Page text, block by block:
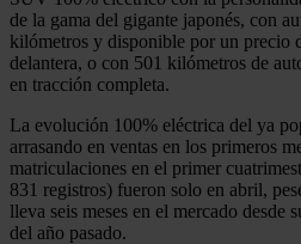
de la gama del gigante japonés, con
kilómetros y disponible por un precio
delantera, o con 501 kilómetros de
en tracción completa.
La evolución 100% eléctrica del ya
arrasando en ventas en los primeros
matriculaciones en el primer
831 registros) fueron solo en abril,
lleva seis meses en el mercado desde
del año pasado.